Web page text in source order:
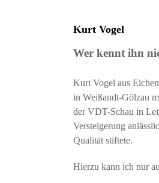
Kurt Vogel
Wer kennt ihn
Kurt Vogel aus
in Weißandt-Gölzau
der VDT-Schau in
Versteigerung
Qualität stiftete.
Hierzu kann ich nur